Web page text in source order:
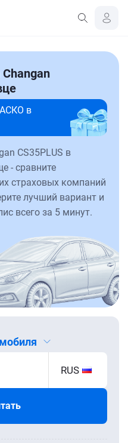
в
CS35PLUS в
- сравните
страховых компаний
лучший вариант и
всего за 5 минут.
RUS